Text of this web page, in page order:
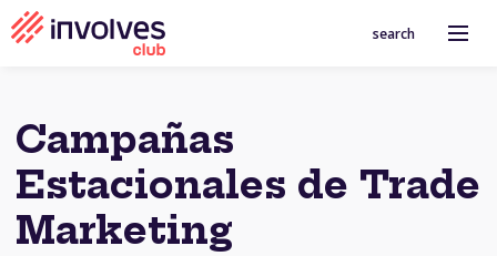
search
Campañas
Estacionales de Trade
Marketing